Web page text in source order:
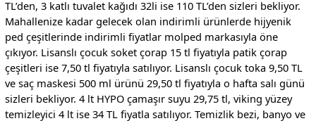
TL’den, 3 katlı tuvalet kağıdı 32li ise 110 TL’den sizleri bekliyor.
Mahallenize kadar gelecek olan indirimli ürünlerde hijyenik
ped çeşitlerinde indirimli fiyatlar molped markasıyla öne
çıkıyor. Lisanslı çocuk soket çorap 15 tl fiyatıyla patik çorap
çeşitleri ise 7,50 tl fiyatıyla satılıyor. Lisanslı çocuk toka 9,50 TL
ve saç maskesi 500 ml ürünü 29,50 tl fiyatıyla o hafta salı günü
sizleri bekliyor. 4 lt HYPO çamaşır suyu 29,75 tl, viking yüzey
temizleyici 4 lt ise 34 TL fiyatla satılıyor. Temizlik bezi, banyo ve